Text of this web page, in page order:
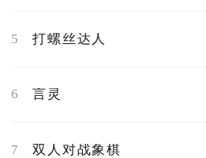
5 打螺丝达人
6 言灵
7 双人对战象棋